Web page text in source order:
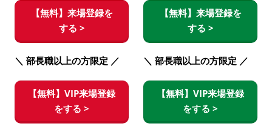
【無料】来場登録を
する >
＼ 部長職以上の方限定 ／
【無料】VIP来場登録
をする >
【無料】来場登録を
する >
＼ 部長職以上の方限定 ／
【無料】VIP来場登録
をする >